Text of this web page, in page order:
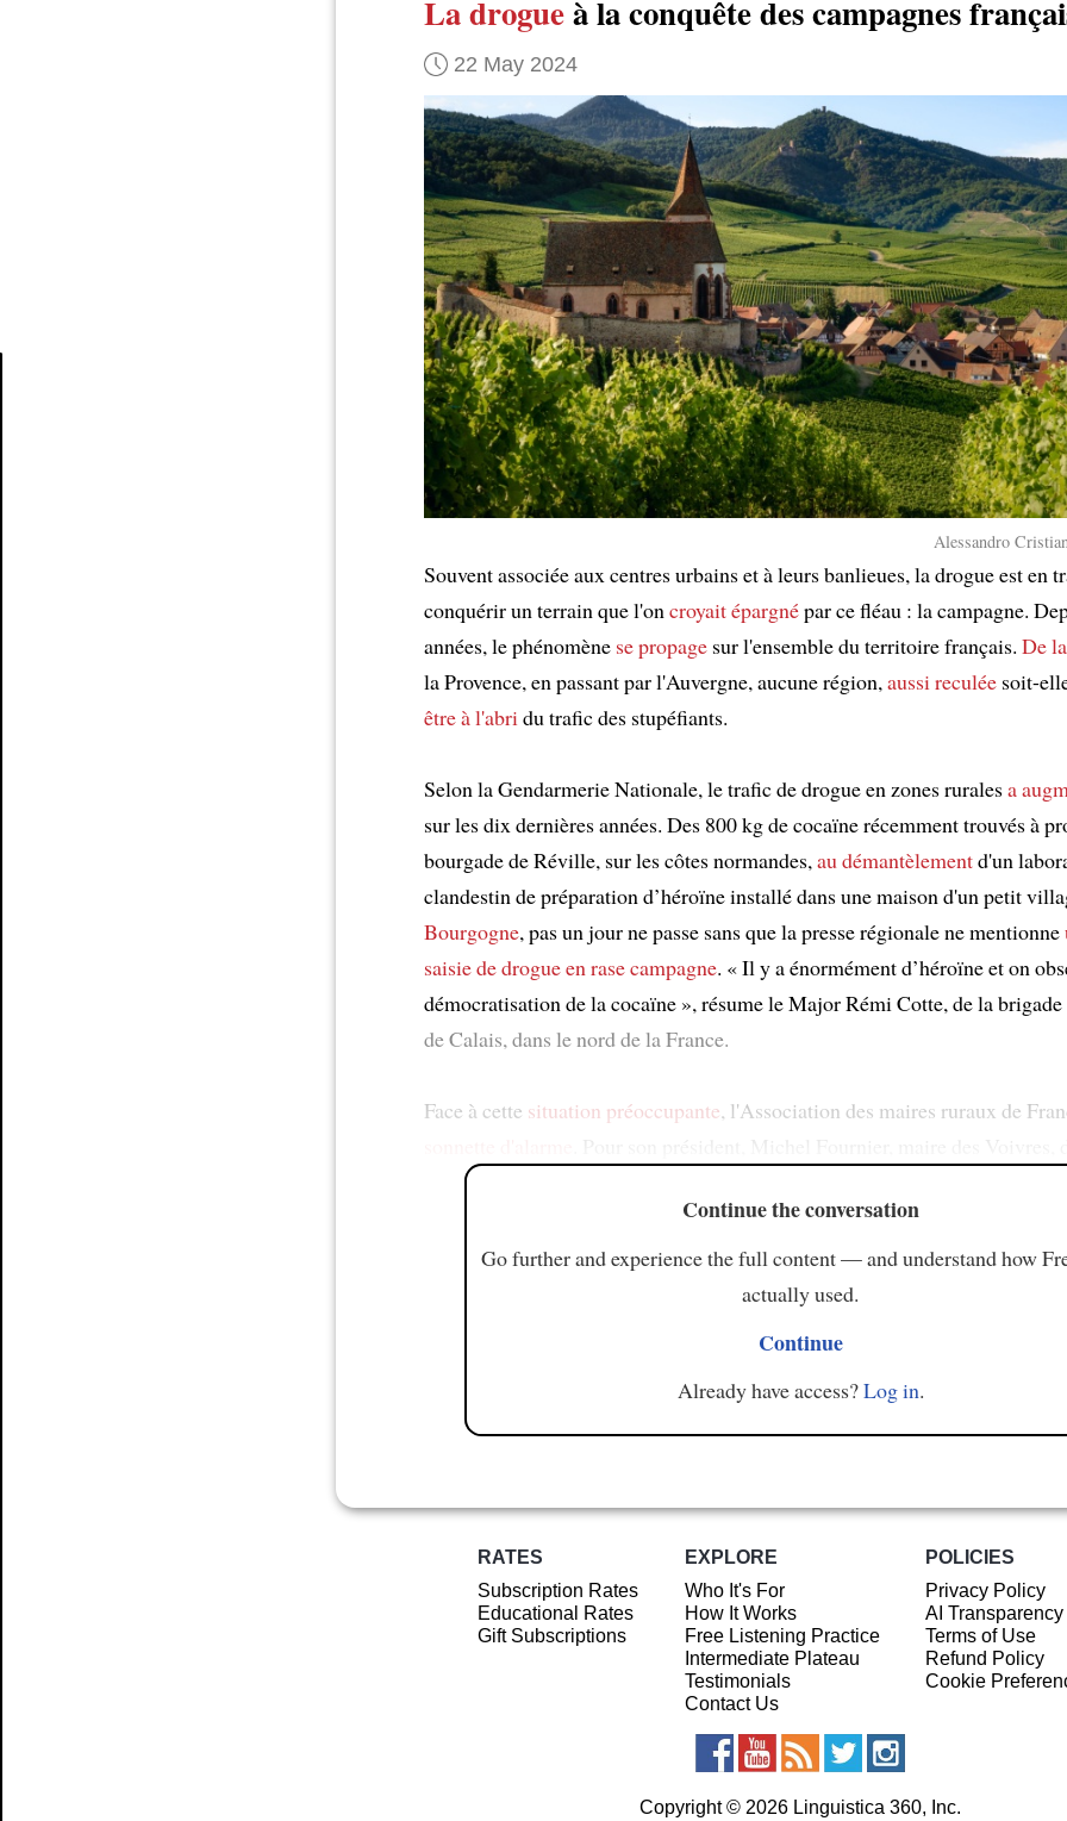
La drogueà la conquête des campagnes
22 May 2024
Alessandro
Souvent associée aux centres urbains et à leurs banlieues, la drogue est en
conquérir un terrain que l'on croyait épargnépar ce fléau : la campagne.
années, le phénomène se propage sur l'ensemble du territoire français. De
la Provence, en passant par l'Auvergne, aucune région, aussi reculée soit-
être à l'abri du trafic des stupéfiants.
Selon la Gendarmerie Nationale, le trafic de drogue en zones ruralesa
sur les dix dernières années. Des 800 kg de cocaïne récemment trouvés à
bourgade de Réville, sur les côtes normandes, au démantèlementd'un
clandestin de préparation d’héroïne installé dans une maison d'un petit
Bourgogne, pas un jour ne passe sans que la presse régionale ne mentionne
saisie de drogueen rase campagne. « Il y a énormément d’héroïne et on
démocratisation de la cocaïne », résume le Major Rémi Cotte, de la
de Calais, dans le nord de la France.
Face à cette situation préoccupante, l'Association des maires ruraux de
Continue the conversation
Go further and experience the full content — and understand how
actually used.
Continue
Already have access?Log in.
RATES
Subscription Rates
Educational Rates
Gift Subscriptions
EXPLORE
Who It's For
How It Works
Free Listening Practice
Intermediate Plateau
Testimonials
Contact Us
POLICIES
Privacy Policy
AI
Terms of Use
Refund Policy
Cookie
Copyright © 2026 Linguistica 360, Inc.